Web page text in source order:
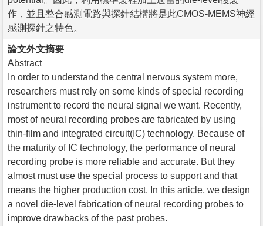
作，並且整合感測電路與探針結構將是此CMOS-MEMS神經
感測探針之特色。
論文外文摘要
Abstract
In order to understand the central nervous system more,
researchers must rely on some kinds of special recording
instrument to record the neural signal we want. Recently,
most of neural recording probes are fabricated by using
thin-film and integrated circuit(IC) technology. Because of
the maturity of IC technology, the performance of neural
recording probe is more reliable and accurate. But they
almost must use the special process to support and that
means the higher production cost. In this article, we design
a novel die-level fabrication of neural recording probes to
improve drawbacks of the past probes.